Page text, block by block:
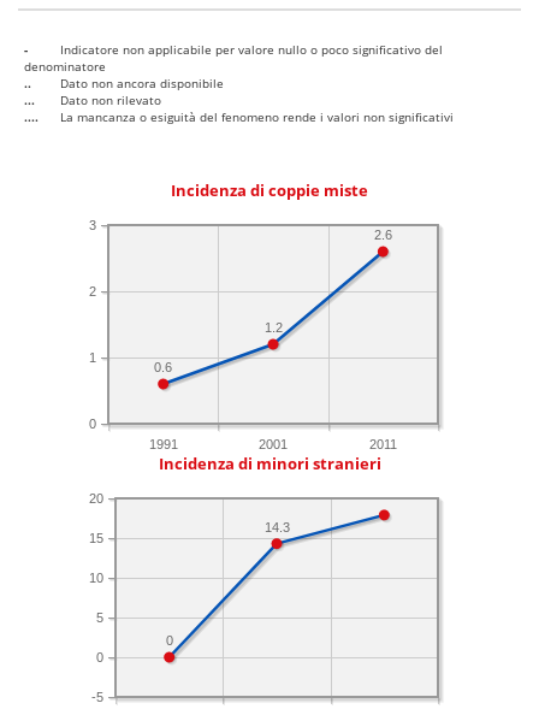
-
Indicatore non applicabile per valore nullo o poco significativo del
denominatore
..
Dato non ancora disponibile
...
Dato non rilevato
....
La mancanza o esiguità del fenomeno rende i valori non significativi
Incidenza di coppie miste
1991 2001 2011
0
1
2
3
2.6
1.2
0.6
Incidenza di minori stranieri
-5
0
5
10
15
20
14.3
0